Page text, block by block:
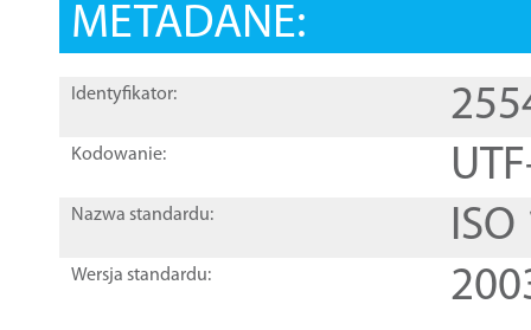
METADANE:
Identyfikator:
Kodowanie:
Nazwa standardu:
Wersja standardu: